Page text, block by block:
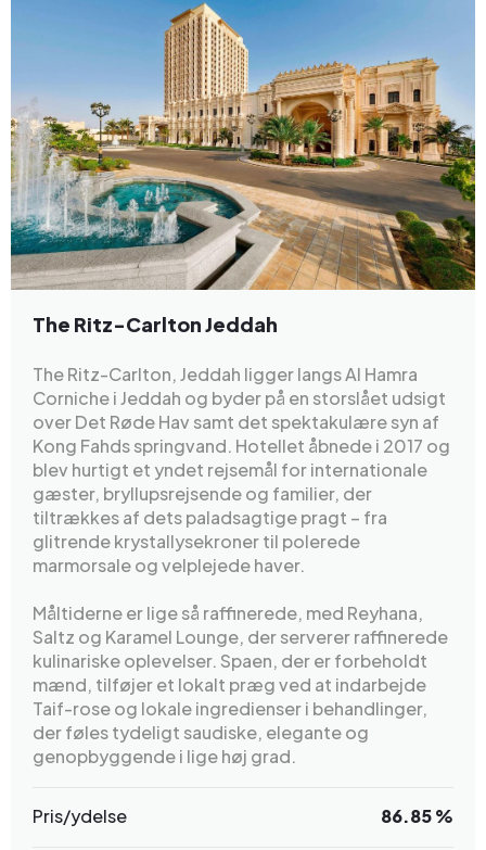
The Ritz-Carlton Jeddah
The Ritz-Carlton, Jeddah ligger langs Al Hamra
Corniche i Jeddah og byder på en storslået udsigt
over Det Røde Hav samt det spektakulære syn af
Kong Fahds springvand. Hotellet åbnede i 2017 og
blev hurtigt et yndet rejsemål for internationale
gæster, bryllupsrejsende og familier, der
tiltrækkes af dets paladsagtige pragt – fra
glitrende krystallysekroner til polerede
marmorsale og velplejede haver.
Måltiderne er lige så raffinerede, med Reyhana,
Saltz og Karamel Lounge, der serverer raffinerede
kulinariske oplevelser. Spaen, der er forbeholdt
mænd, tilføjer et lokalt præg ved at indarbejde
Taif-rose og lokale ingredienser i behandlinger,
der føles tydeligt saudiske, elegante og
genopbyggende i lige høj grad.
Pris/ydelse 86.85 %